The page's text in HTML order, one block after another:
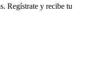
Regístrate y recibe tu